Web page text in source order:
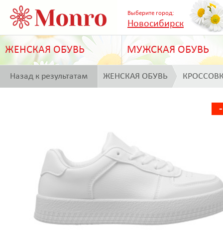
Выберите город:
Новосибирск
ЖЕНСКАЯ ОБУВЬ МУЖСКАЯ ОБУВЬ
Назад к результатам ЖЕНСКАЯ ОБУВЬ